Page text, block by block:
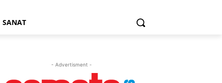
SANAT
- Advertisment -